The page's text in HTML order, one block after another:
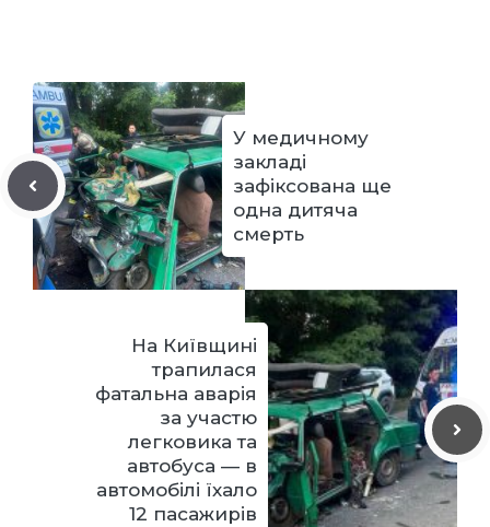
У медичному
закладі
зафіксована ще
одна дитяча
смерть
На Київщині
трапилася
фатальна аварія
за участю
легковика та
автобуса — в
автомобілі їхало
12 пасажирів